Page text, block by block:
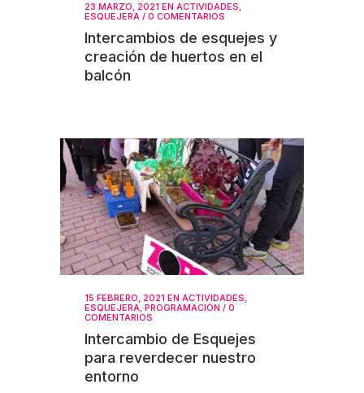
23 MARZO, 2021 EN ACTIVIDADES,
ESQUEJERA / 0 COMENTARIOS
Intercambios de esquejes y
creación de huertos en el
balcón
15 FEBRERO, 2021 EN ACTIVIDADES,
ESQUEJERA, PROGRAMACIÓN / 0
COMENTARIOS
Intercambio de Esquejes
para reverdecer nuestro
entorno